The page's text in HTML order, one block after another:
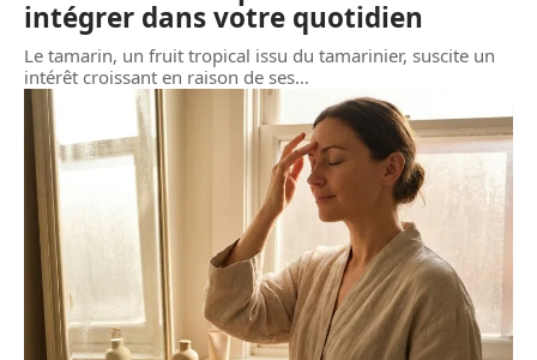
intégrer dans votre quotidien
Le tamarin, un fruit tropical issu du tamarinier, suscite un
intérêt croissant en raison de ses…